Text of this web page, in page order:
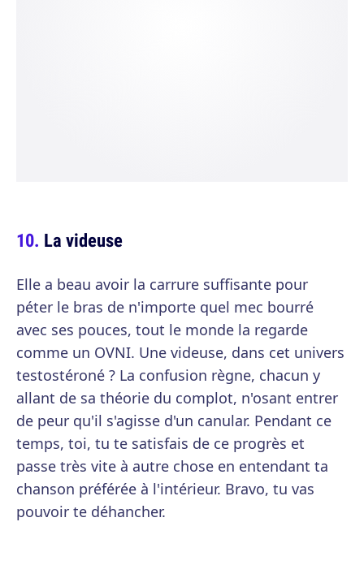
La videuse
Elle a beau avoir la carrure suffisante pour
péter le bras de n'importe quel mec bourré
avec ses pouces, tout le monde la regarde
comme un OVNI. Une videuse, dans cet univers
testostéroné ? La confusion règne, chacun y
allant de sa théorie du complot, n'osant entrer
de peur qu'il s'agisse d'un canular. Pendant ce
temps, toi, tu te satisfais de ce progrès et
passe très vite à autre chose en entendant ta
chanson préférée à l'intérieur. Bravo, tu vas
pouvoir te déhancher.